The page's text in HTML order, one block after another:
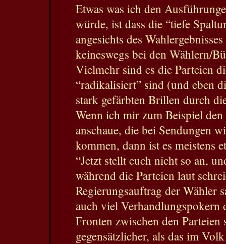
Etwas was ich den
würde, ist dass die “tiefe
angesichts des
keineswegs bei den Wählern/
Vielmehr sind es die Parteien
“radikalisiert” sind (und eben
stark gefärbten Brillen durch
Wenn ich mir zum Beispiel
anschaue, die bei Sendungen
kommen, dann ist es meistens
“Jetzt stellt euch nicht so an,
während die Parteien laut
Regierungsauftrag der Wähler
auch viel Verhandlungspokern
Fronten zwischen den Parteien
gegensätzlicher, als das im